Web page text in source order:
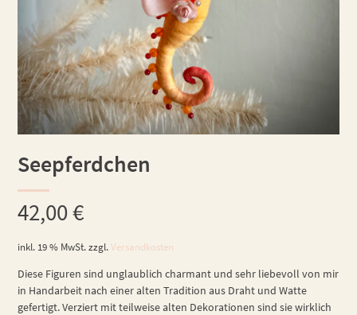
Seepferdchen
42,00€
inkl. 19 % MwSt. zzgl.Versandkosten
Diese Figuren sind unglaublich charmant und sehr liebevoll von mir
in Handarbeit nach einer alten Tradition aus Draht und Watte
gefertigt. Verziert mit teilweise alten Dekorationen sind sie wirklich